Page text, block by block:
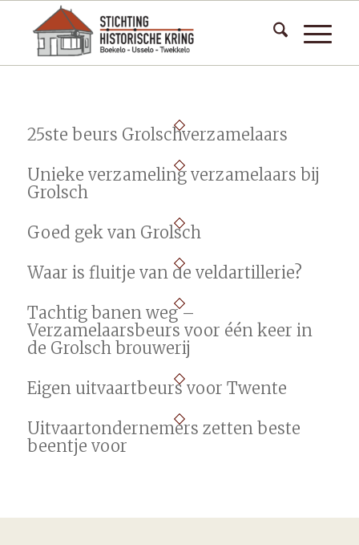
25ste beurs Grolschverzamelaars
Unieke verzameling verzamelaars bij
Grolsch
Goed gek van Grolsch
Waar is fluitje van de veldartillerie?
Tachtig banen weg –
Verzamelaarsbeurs voor één keer in
de Grolsch brouwerij
Eigen uitvaartbeurs voor Twente
Uitvaartondernemers zetten beste
beentje voor